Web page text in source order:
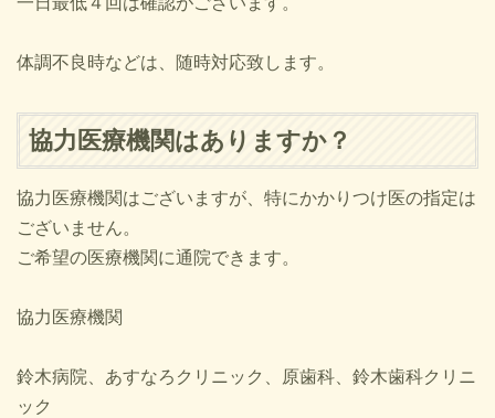
体調不良時などは、随時対応致します。
協力医療機関はありますか？
協力医療機関はございますが、特にかかりつけ医の指定は
ございません。
ご希望の医療機関に通院できます。
協力医療機関
鈴木病院、あすなろクリニック、原歯科、鈴木歯科クリニ
ック